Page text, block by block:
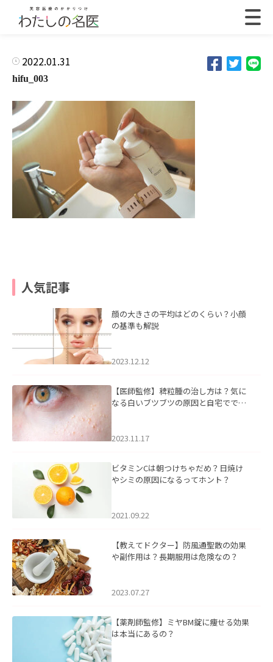
2022.01.31
hifu_003
人気記事
顔の大きさの平均はどのくらい？小顔
の基準も解説
2023.12.12
【医師監修】稗粒腫の治し方は？気に
なる白いブツブツの原因と自宅ででき
2023.11.17
ビタミンCは朝つけちゃだめ？日焼け
やシミの原因になるってホント？
2021.09.22
【教えてドクター】防風通聖散の効果
や副作用は？長期服用は危険なの？
2023.07.27
【薬剤師監修】ミヤBM錠に痩せる効果
は本当にあるの？